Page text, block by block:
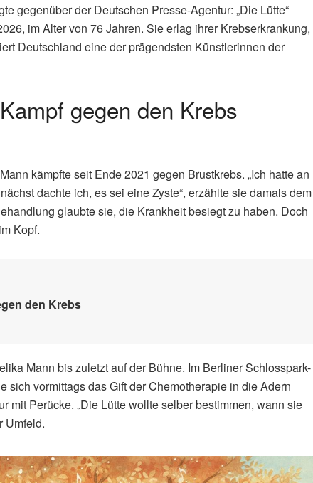
gegenüber der Deutschen Presse-Agentur: „Die Lütte“
im Alter von 76 Jahren. Sie erlag ihrer Krebserkrankung,
Deutschland eine der prägendsten Künstlerinnen der
gegen den Krebs
kämpfte seit Ende 2021 gegen Brustkrebs. „Ich hatte an
dachte ich, es sei eine Zyste“, erzählte sie damals dem
glaubte sie, die Krankheit besiegt zu haben. Doch
Kopf.
den Krebs
Mann bis zuletzt auf der Bühne. Im Berliner Schlosspark-
vormittags das Gift der Chemotherapie in die Adern
mit Perücke. „Die Lütte wollte selber bestimmen, wann sie
Umfeld.